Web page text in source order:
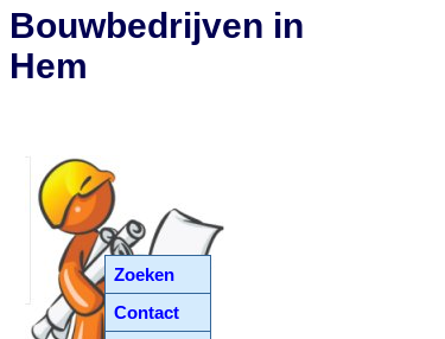
Zoeken
Contact
Bouwbedrijven in
Hem